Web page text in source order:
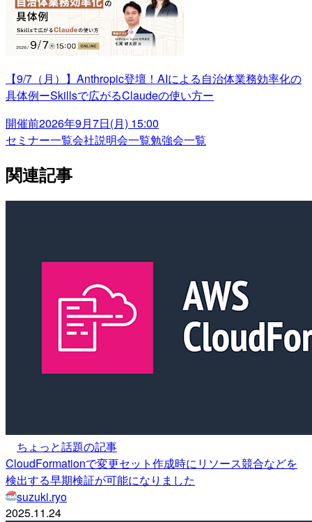
【9/7（月）】Anthropic登壇！AIによる自治体業務効率化の
具体例ーSkillsで広がるClaudeの使い方ー
開催前2026年9月7日(月) 15:00
セミナー一覧会社説明会一覧勉強会一覧
関連記事
ちょっと話題の記事
CloudFormationで変更セット作成時にリソース競合などを
検出する早期検証が可能になりました
suzuki.ryo
2025.11.24